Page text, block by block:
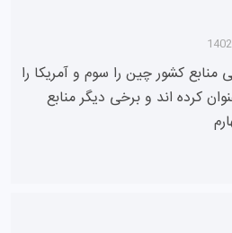
کشور چین را سوم و آمریکا را
کرده اند و برخی دیگر منابع